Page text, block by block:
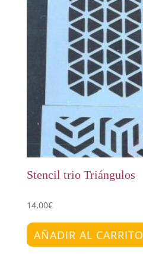
Stencil trio Triángulos
14,00€
AÑADIR AL CARRITO